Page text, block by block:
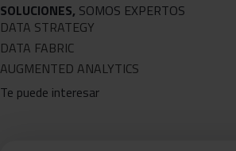
SOLUCIONES, SOMOS EXPERTOS
DATA STRATEGY
DATA FABRIC
AUGMENTED ANALYTICS
Te puede interesar